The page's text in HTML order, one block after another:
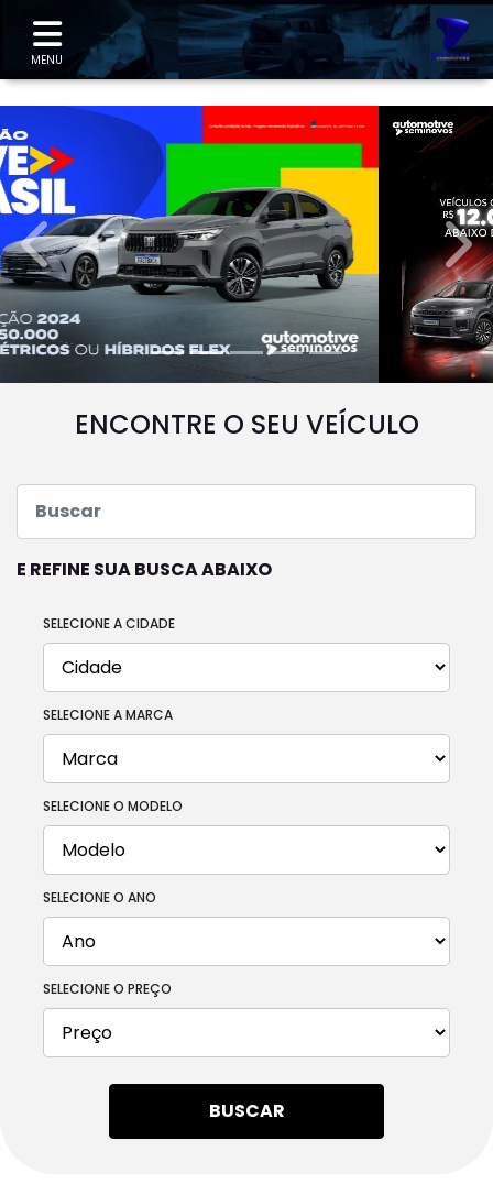
MENU
templates.template-
ENCONTRE O SEU VEÍCULO
E REFINE SUA BUSCA ABAIXO
SELECIONE A CIDADE
SELECIONE A MARCA
SELECIONE O MODELO
SELECIONE O ANO
SELECIONE O PREÇO
BUSCAR